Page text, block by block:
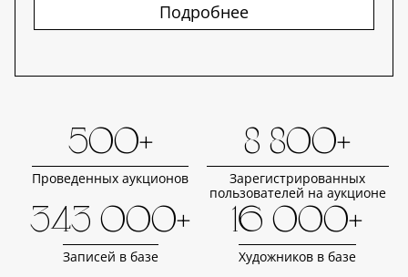
Подробнее
500+
Проведенных аукционов
8 800+
Зарегистрированных
пользователей на аукционе
343 000+
Записей в базе
16 000+
Художников в базе